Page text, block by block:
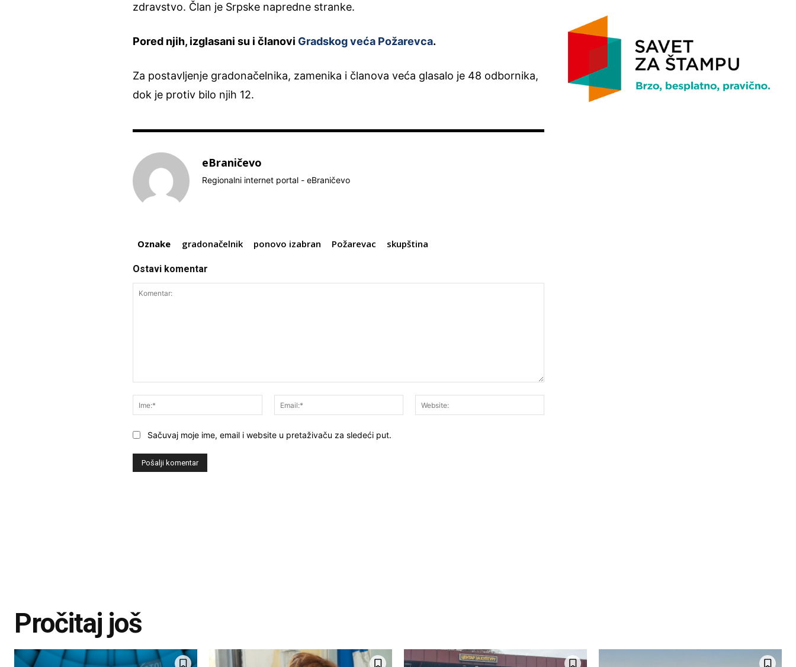
zdravstvo. Član je Srpske napredne stranke.
Pored njih, izglasani su i članovi Gradskog veća Požarevca.
Za postavljenje gradonačelnika, zamenika i članova veća glasalo je 48 odbornika,
dok je protiv bilo njih 12.
eBraničevo
Regionalni internet portal - eBraničevo
Oznake gradonačelnik ponovo izabran Požarevac skupština
Ostavi komentar
Ime:*
Email:*
Sačuvaj moje ime, email i website u pretaživaču za sledeći put.
Pročitaj još